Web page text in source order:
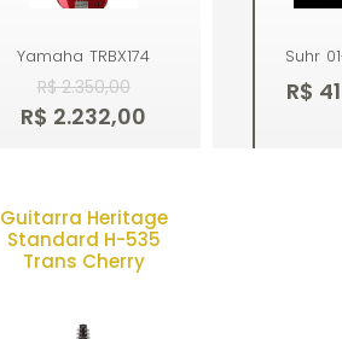
Yamaha TRBX174
R$ 2.350,00
R$ 2.232,00
Comprar
Suhr
R$
Guitarra Heritage
Standard H-535
Trans Cherry